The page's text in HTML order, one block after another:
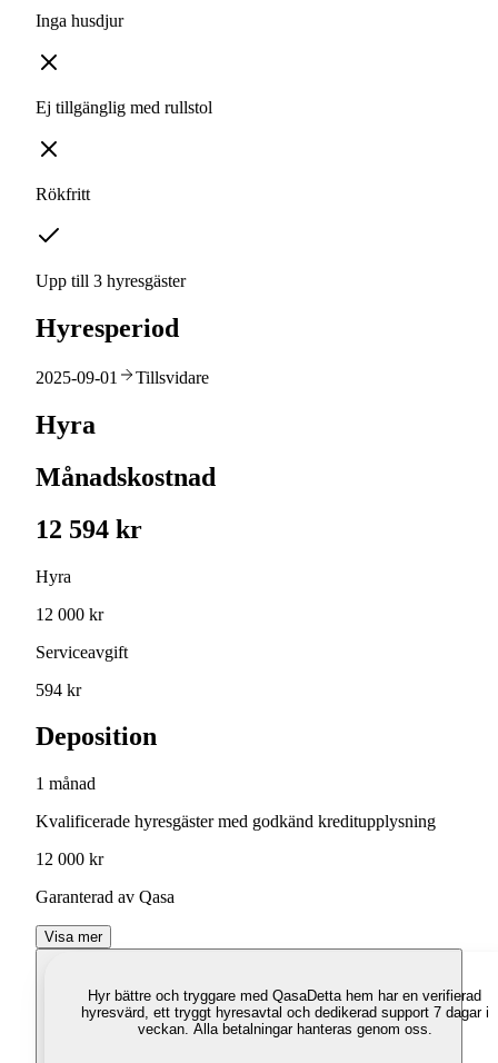
Inga husdjur
Ej tillgänglig med rullstol
Rökfritt
Upp till 3 hyresgäster
Hyresperiod
2025-09-01 Tillsvidare
Hyra
Månadskostnad
12 594 kr
Hyra
12 000 kr
Serviceavgift
594 kr
Deposition
1 månad
Kvalificerade hyresgäster med godkänd kreditupplysning
12 000 kr
Garanterad av Qasa
Visa mer
Hyr bättre och tryggare med QasaDetta hem har en verifierad
hyresvärd, ett tryggt hyresavtal och dedikerad support 7 dagar i
veckan. Alla betalningar hanteras genom oss.